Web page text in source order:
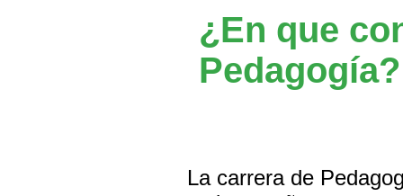
¿En que
Pedagogía?
La carrera de